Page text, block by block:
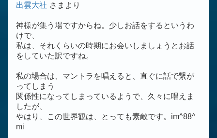
出雲大社 さまより
神様が集う場ですからね。少しお話をするというわ
けで、
私は、それくらいの時期にお会いしましょうとお話
をしていた訳ですね。
私の場合は、マントラを唱えると、直ぐに話で繋が
ってしまう
関係性になってしまっているようで、久々に唱えま
したが、
やはり、この世界観は、とっても素敵です。im^88^
mi